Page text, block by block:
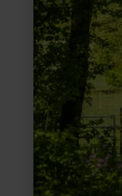
Baumsterben
–
der
Wald
kämpft
ums
Überleben